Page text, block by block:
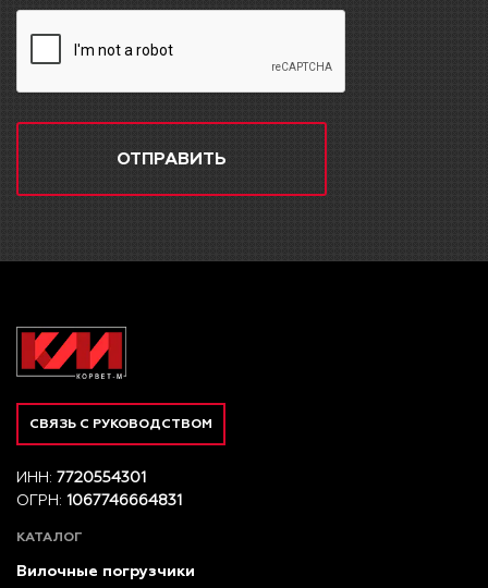
ОТПРАВИТЬ
СВЯЗЬ С РУКОВОДСТВОМ
ИНН: 7720554301
ОГРН: 1067746664831
КАТАЛОГ
Вилочные погрузчики